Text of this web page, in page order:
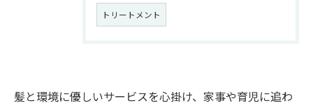
トリートメント
髪と環境に優しいサービスを心掛け、家事や育児に追わ